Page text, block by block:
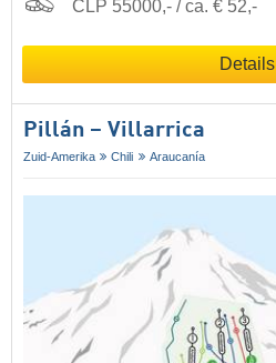
CLP 55000,- / ca. € 52,-
Details
Pillán – Villarrica
Zuid-Amerika Chili Araucanía